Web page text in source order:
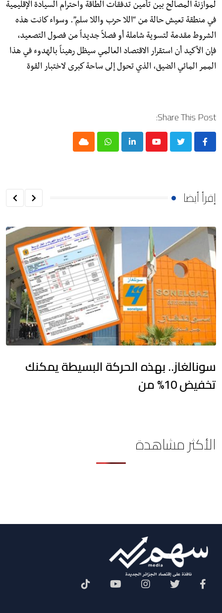
لموازنة المصالح بين تأمين تدفقات الطاقة واحترام السيادة الإقليمية
في منطقة تعيش حالة من “اللا حرب واللا سلم”. وسواء كانت هذه
الشروط مقدمة لتسوية شاملة أو فصلاً جديداً من فصول التصعيد،
فإن الأكيد أن استقرار الاقتصاد العالمي سيظل رهيناً بالهدوء في هذا
الممر المائي الضيق، الذي تحول إلى ساحة كبرى لاختبار القوة
Share This Post:
Youtube
LinkedIn
Whatsapp
Cloud
إقرأ أيضا
سونالغاز.. بهذه الحركة البسيطة يمكنك
تخفيض 10% من
الأكثر مشاهدة